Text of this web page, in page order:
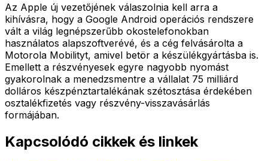
Az Apple új vezetőjének válaszolnia kell arra a
kihívásra, hogy a Google Android operációs rendszere
vált a világ legnépszerűbb okostelefonokban
használatos alapszoftverévé, és a cég felvásárolta a
Motorola Mobilityt, amivel betör a készülékgyártásba is.
Emellett a részvényesek egyre nagyobb nyomást
gyakorolnak a menedzsmentre a vállalat 75 milliárd
dolláros készpénztartalékának szétosztása érdekében
osztalékfizetés vagy részvény-visszavásárlás
formájában.
Kapcsolódó cikkek és linkek